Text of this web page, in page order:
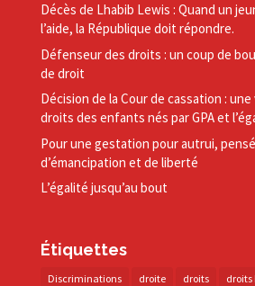
Décès de Lhabib Lewis : Quand un
l’aide, la République doit répondre.
Défenseur des droits : un coup de
de droit
Décision de la Cour de cassation :
droits des enfants nés par GPA et
Pour une gestation pour autrui,
d’émancipation et de liberté
L’égalité jusqu’au bout
Étiquettes
Discriminations droite droits droits